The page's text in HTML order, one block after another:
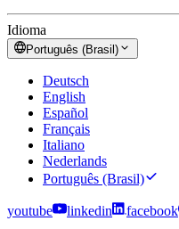
Idioma
Português (Brasil)
Deutsch
English
Español
Français
Italiano
Nederlands
Português (Brasil)
youtube linkedin facebook